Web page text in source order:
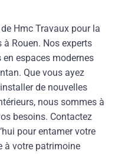
Hmc Travaux pour la
Rouen. Nos experts
espaces modernes
Que vous ayez
de nouvelles
nous sommes à
besoins. Contactez
pour entamer votre
à votre patrimoine